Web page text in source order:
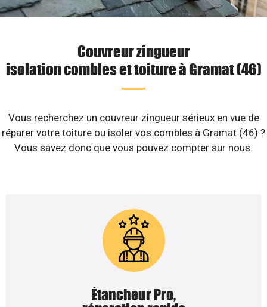
Couvreur zingueur
isolation combles et toiture à Gramat (46)
Vous recherchez un couvreur zingueur sérieux en vue de
réparer votre toiture ou isoler vos combles à Gramat (46) ?
Vous savez donc que vous pouvez compter sur nous.
Étancheur Pro,